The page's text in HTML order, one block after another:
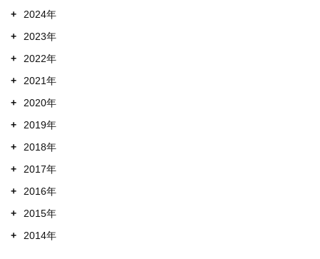
+
2024年
+
2023年
+
2022年
+
2021年
+
2020年
+
2019年
+
2018年
+
2017年
+
2016年
+
2015年
+
2014年